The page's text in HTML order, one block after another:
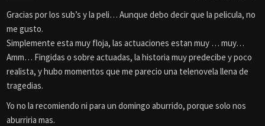
Gracias por los sub’s y la peli… Aunque debo decir que la pelicula, no
me gusto.
Simplemente esta muy floja, las actuaciones estan muy … muy…
Amm… Fingidas o sobre actuadas, la historia muy predecibe y poco
realista, y hubo momentos que me parecio una telenovela llena de
tragedias.
Yo no la recomiendo ni para un domingo aburrido, porque solo nos
aburriria mas.